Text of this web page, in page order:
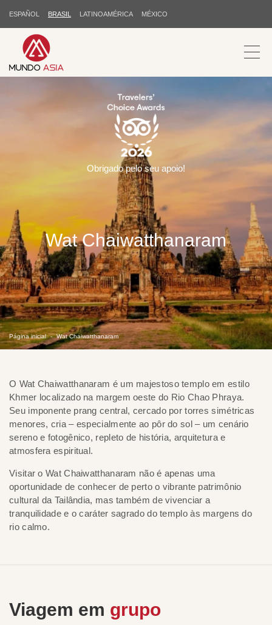
ESPAÑOL BRASIL LATINOAMÉRICA MÉXICO
Wat Chaiwatthanaram
Página inicial Wat Chaiwatthanaram
Obrigado pelo seu apoio!
O Wat Chaiwatthanaram é um majestoso templo em estilo
Khmer localizado na margem oeste do Rio Chao Phraya.
Seu imponente prang central, cercado por torres simétricas
menores, cria – especialmente ao pôr do sol – um cenário
sereno e fotogênico, repleto de história, arquitetura e
atmosfera espiritual.
Visitar o Wat Chaiwatthanaram não é apenas uma
oportunidade de conhecer de perto o vibrante patrimônio
cultural da Tailândia, mas também de vivenciar a
tranquilidade e o caráter sagrado do templo às margens do
rio calmo.
Viagem em grupo